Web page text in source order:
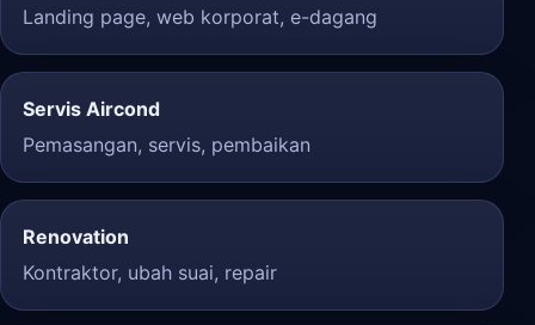
Landing page, web korporat, e-dagang
Servis Aircond
Pemasangan, servis, pembaikan
Renovation
Kontraktor, ubah suai, repair